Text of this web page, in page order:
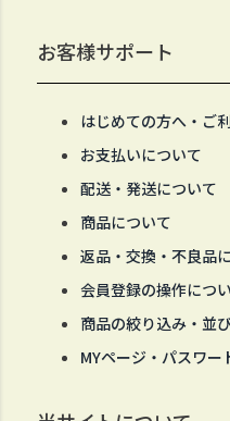
お客様サポート
はじめての方へ・ご
お支払いについて
配送・発送について
商品について
返品・交換・不良品
会員登録の操作につ
商品の絞り込み・並
MYページ・パスワ